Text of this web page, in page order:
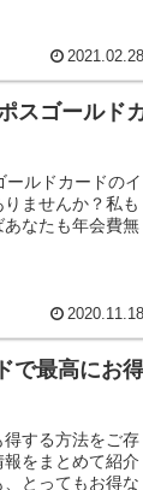
2021.02.28
スゴールド
ールドカードのイ
ませんか？私も
なたも年会費無
2020.11.18
で最高にお
する方法をご存
をまとめて紹介
とってもお得な